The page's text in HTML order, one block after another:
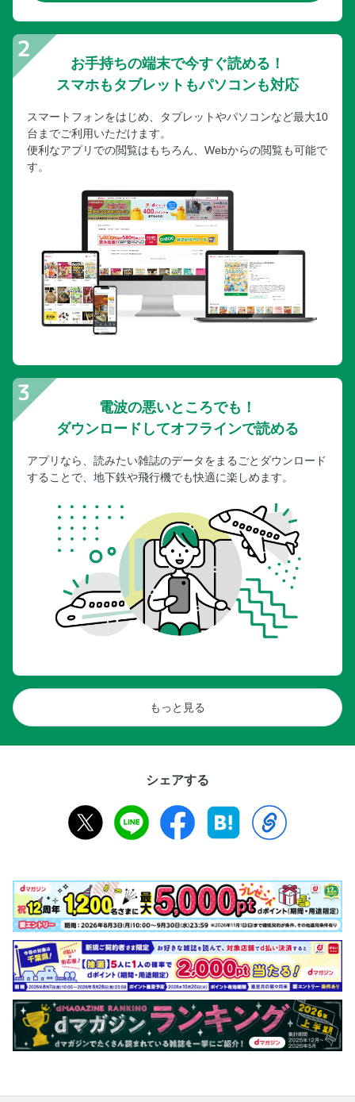
お手持ちの端末で今すぐ読める！
スマホもタブレットもパソコンも対応
スマートフォンをはじめ、タブレットやパソコンなど最大10
台までご利用いただけます。
便利なアプリでの閲覧はもちろん、Webからの閲覧も可能で
す。
電波の悪いところでも！
ダウンロードしてオフラインで読める
アプリなら、読みたい雑誌のデータをまるごとダウンロード
することで、地下鉄や飛行機でも快適に楽しめます。
もっと見る
シェアする